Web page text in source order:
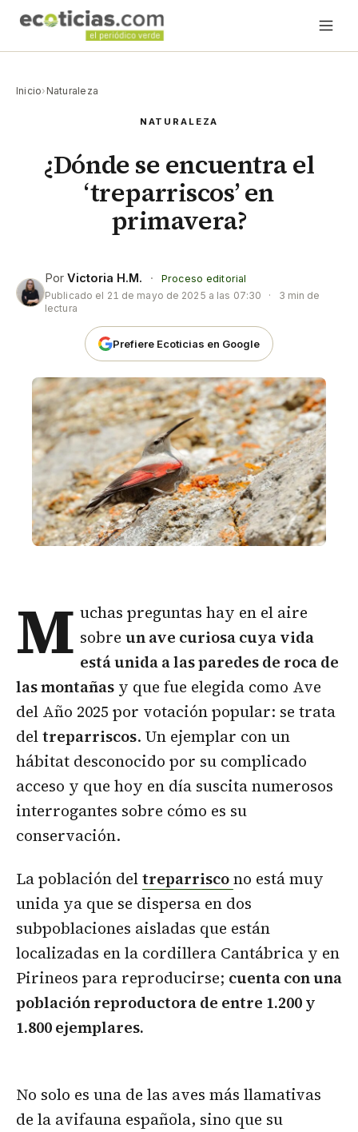
Inicio› Naturaleza
NATURALEZA
¿Dónde se encuentra el
‘treparriscos’ en
primavera?
Por Victoria H.M. ·
Proceso editorial
Publicado el 21 de mayo de 2025 a las 07:30 ·
3 min de
lectura
Prefiere Ecoticias en Google
M uchas preguntas hay en el aire
sobreun ave curiosa cuya vida
está unida a las paredes de roca de
las montañas y que fue elegida como Ave
del Año 2025 por votación popular: se trata
deltreparriscos. Un ejemplar con un
hábitat desconocido por su complicado
acceso y que hoy en día suscita numerosos
interrogantes sobre cómo es su
conservación.
La población deltreparriscono está muy
unida ya que se dispersa en dos
subpoblaciones aisladas que están
localizadas en la cordillera Cantábrica y en
Pirineos para reproducirse; cuenta con una
población reproductora de entre 1.200 y
1.800 ejemplares.
No solo es una de las aves más llamativas
de la avifauna española, sino que su